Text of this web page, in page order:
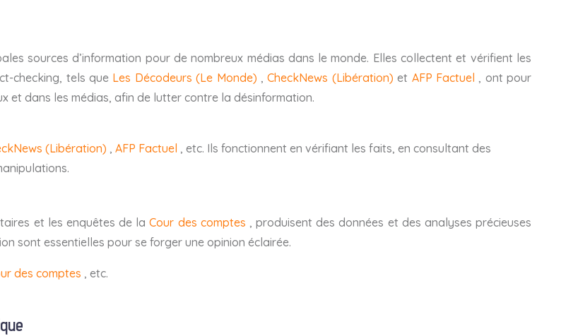
sources d’information pour de nombreux médias dans le monde. Elles collectent et vérifient les
checking, tels que Les Décodeurs (Le Monde) ,CheckNews (Libération)et AFP Factuel , ont pour
et dans les médias, afin de lutter contre la désinformation.
(Libération) , AFP Factuel , etc. Ils fonctionnent en vérifiant les faits, en consultant des
et les enquêtes de laCour des comptes , produisent des données et des analyses précieuses
sont essentielles pour se forger une opinion éclairée.
des comptes , etc.